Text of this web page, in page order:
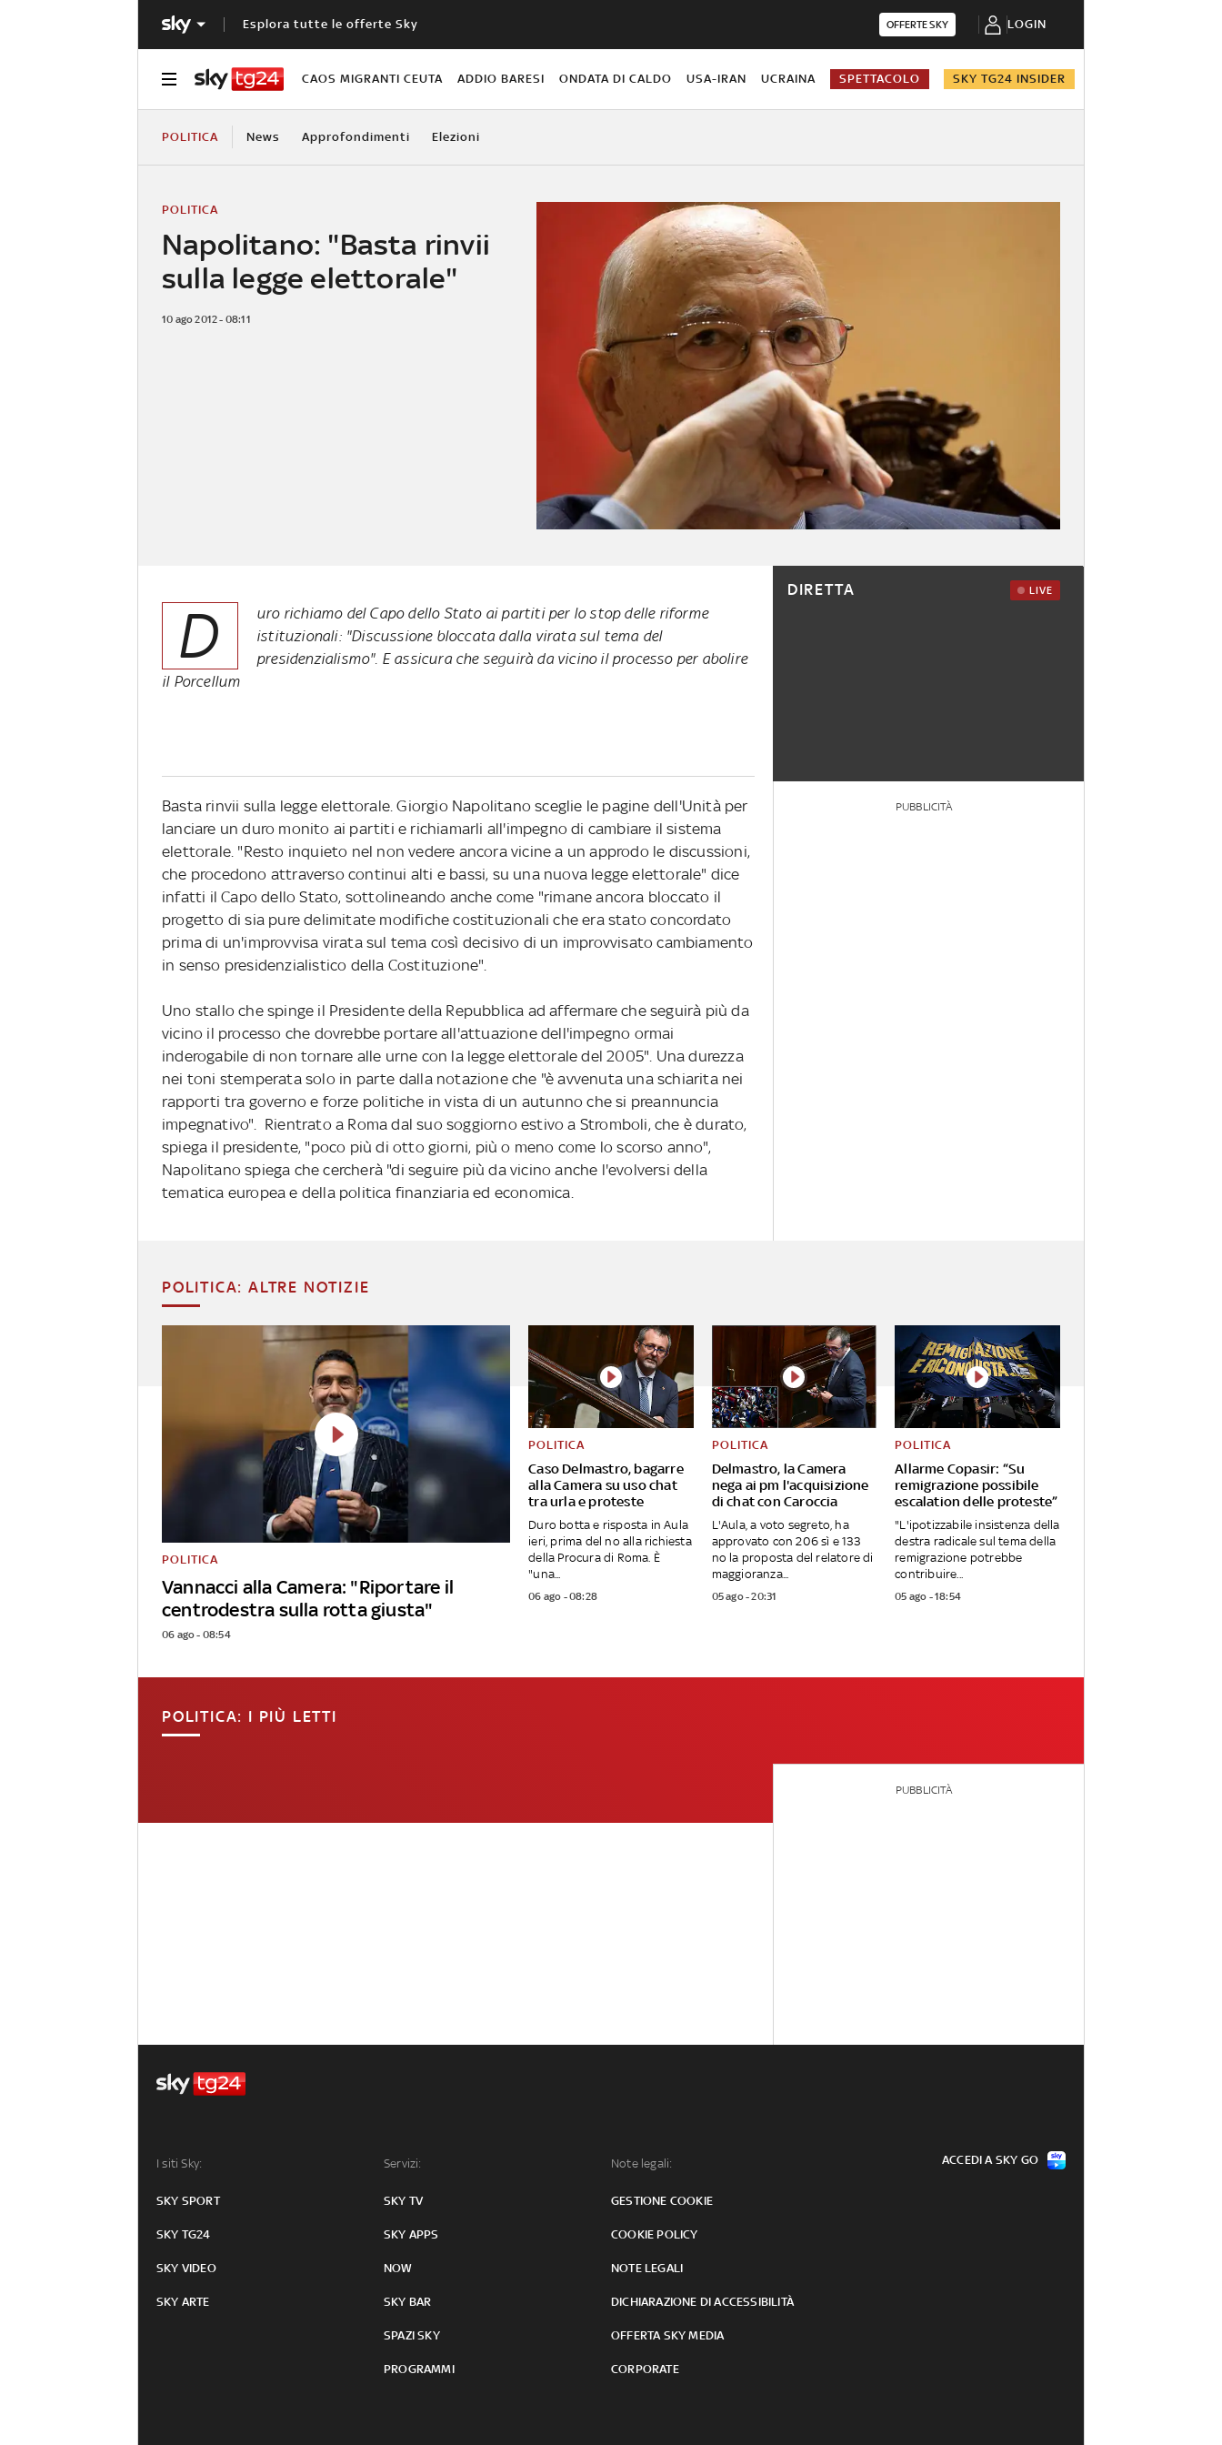
Esplora tutte le offerte Sky OFFERTE SKY LOGIN
CAOS MIGRANTI CEUTA ADDIO BARESI ONDATA DI CALDO USA-IRAN UCRAINA SPETTACOLO SKY TG24 INSIDER
POLITICA News Approfondimenti Elezioni
Napolitano: "Basta rinvii
sulla legge elettorale"
POLITICA
10 ago 2012 - 08:11
D
uro richiamo del Capo dello Stato ai partiti per lo stop delle riforme
istituzionali: "Discussione bloccata dalla virata sul tema del
presidenzialismo". E assicura che seguirà da vicino il processo per abolire
il Porcellum
Basta rinvii sulla legge elettorale. Giorgio Napolitano sceglie le pagine dell'Unità per
lanciare un duro monito ai partiti e richiamarli all'impegno di cambiare il sistema
elettorale. "Resto inquieto nel non vedere ancora vicine a un approdo le discussioni,
che procedono attraverso continui alti e bassi, su una nuova legge elettorale" dice
infatti il Capo dello Stato, sottolineando anche come "rimane ancora bloccato il
progetto di sia pure delimitate modifiche costituzionali che era stato concordato
prima di un'improvvisa virata sul tema così decisivo di un improvvisato cambiamento
in senso presidenzialistico della Costituzione".
Uno stallo che spinge il Presidente della Repubblica ad affermare che seguirà più da
vicino il processo che dovrebbe portare all'attuazione dell'impegno ormai
inderogabile di non tornare alle urne con la legge elettorale del 2005". Una durezza
nei toni stemperata solo in parte dalla notazione che "è avvenuta una schiarita nei
rapporti tra governo e forze politiche in vista di un autunno che si preannuncia
impegnativo". Rientrato a Roma dal suo soggiorno estivo a Stromboli, che è durato,
spiega il presidente, "poco più di otto giorni, più o meno come lo scorso anno",
Napolitano spiega che cercherà "di seguire più da vicino anche l'evolversi della
tematica europea e della politica finanziaria ed economica.
DIRETTA LIVE
PUBBLICITÀ
POLITICA: ALTRE NOTIZIE
Vannacci alla Camera: "Riportare il
centrodestra sulla rotta giusta"
POLITICA
06 ago - 08:54
Caso Delmastro, bagarre
alla Camera su uso chat
tra urla e proteste
POLITICA
Duro botta e risposta in Aula
ieri, prima del no alla richiesta
della Procura di Roma. È
"una...
06 ago - 08:28
Delmastro, la Camera
nega ai pm l'acquisizione
di chat con Caroccia
POLITICA
L'Aula, a voto segreto, ha
approvato con 206 sì e 133
no la proposta del relatore di
maggioranza...
05 ago - 20:31
Allarme Copasir: “Su
remigrazione possibile
escalation delle proteste”
POLITICA
"L'ipotizzabile insistenza della
destra radicale sul tema della
remigrazione potrebbe
contribuire...
05 ago - 18:54
POLITICA: I PIÙ LETTI
PUBBLICITÀ
I siti Sky:
SKY SPORT
SKY TG24
SKY VIDEO
SKY ARTE
Servizi:
SKY TV
SKY APPS
NOW
SKY BAR
SPAZI SKY
PROGRAMMI
Note legali:
GESTIONE COOKIE
COOKIE POLICY
NOTE LEGALI
DICHIARAZIONE DI ACCESSIBILITÀ
OFFERTA SKY MEDIA
CORPORATE
ACCEDI A SKY GO